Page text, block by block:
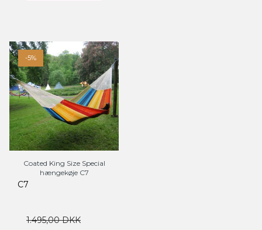
-5%
Coated King Size Special
hængekøje C7
C7
1.495,00 DKK